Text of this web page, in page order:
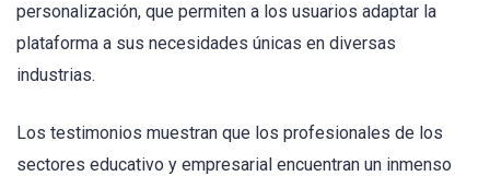
personalización, que permiten a los usuarios adaptar la
plataforma a sus necesidades únicas en diversas
industrias.
Los testimonios muestran que los profesionales de los
sectores educativo y empresarial encuentran un inmenso